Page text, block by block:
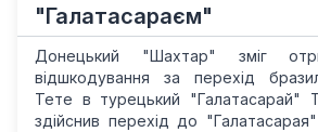
"Галатасараєм"
Донецький "Шахтар" зміг
відшкодування за перехід
Тете в турецький "Галатасарай"
здійснив перехід до